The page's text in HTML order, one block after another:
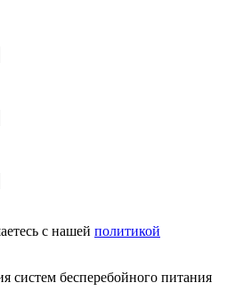
с нашей политикой
систем бесперебойного питания